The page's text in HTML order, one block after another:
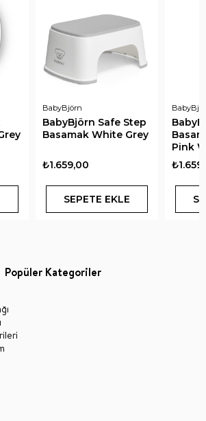
BabyBjörn
BabyBjörn Safe Step
Basamak White Grey
₺1.659,00
SEPETE EKLE
Pink
Popüler Kategoriler